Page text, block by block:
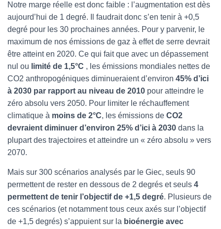
Notre marge réelle est donc faible : l’augmentation est dès
aujourd’hui de 1 degré. Il faudrait donc s’en tenir à +0,5
degré pour les 30 prochaines années. Pour y parvenir, le
maximum de nos émissions de gaz à effet de serre devrait
être atteint en 2020. Ce qui fait que avec un dépassement
nul ou limité de 1,5°C , les émissions mondiales nettes de
CO2 anthropogéniques diminueraient d’environ 45% d’ici
à 2030 par rapport au niveau de 2010 pour atteindre le
zéro absolu vers 2050. Pour limiter le réchauffement
climatique à moins de 2°C, les émissions de CO2
devraient diminuer d’environ 25% d’ici à 2030 dans la
plupart des trajectoires et atteindre un « zéro absolu » vers
2070.
Mais sur 300 scénarios analysés par le Giec, seuls 90
permettent de rester en dessous de 2 degrés et seuls 4
permettent de tenir l’objectif de +1,5 degré. Plusieurs de
ces scénarios (et notamment tous ceux axés sur l’objectif
de +1,5 degrés) s’appuient sur la bioénergie avec